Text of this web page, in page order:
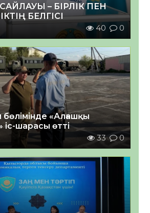
– БІРЛІК ПЕН
БЕЛГІСІ
40 0
«Алғашқы
іс-шарасы өтті
33 0